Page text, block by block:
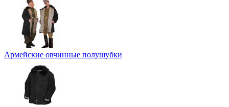
Армейские овчинные полушубки